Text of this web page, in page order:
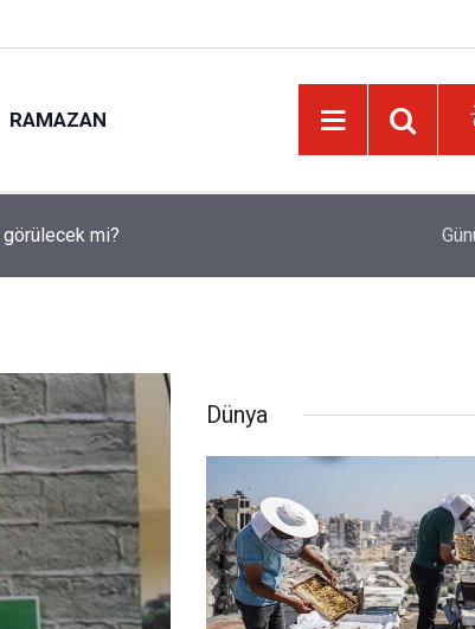
RAMAZAN
görülecek mi? Risale-i
Dünya